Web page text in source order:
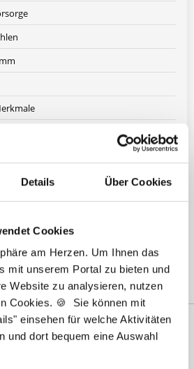
Details Über Cookies
Cookies
am Herzen. Um Ihnen das
mit unserem Portal zu bieten und
Website zu analysieren, nutzen
Cookies. 🍪 Sie können mit
einsehen für welche Aktivitäten
und dort bequem eine Auswahl
Stellenangebote in Ihrer
| Mannheim